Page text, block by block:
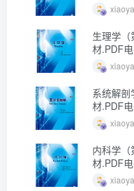
生理学
材.PDF
系统解
材.PDF
内科学
材.PDF